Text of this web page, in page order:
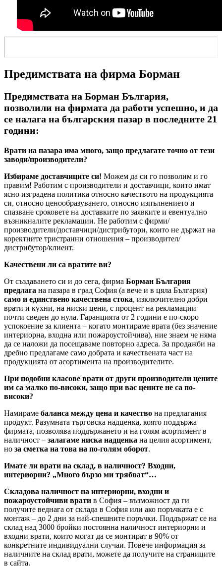
Предимствата на фирма Борман
Предимствата на Борман България,
позволили на фирмата да работи успешно, и да
се налага на българския пазар в последните 21
години:
Врати на пазара има много, защо предлагате точно от тези
заводи/производители?
Избираме доставчиците си! Можем да си го позволим и го
правим! Работим с производители и доставчици, които имат
ясно изградена политика относно качеството на продукцията
си, относно ценообразуването, относно изпълнението и
спазване сроковете на доставките по заявките и евентуално
възникналите рекламации. Не работим с фирми/
производители/доставчици/дистрибутори, които не държат на
коректните тристранни отношения – производител/
дистрибутор/клиент.
Качествени ли са вратите ви?
От създаването си и до сега, фирма Борман България
предлага на пазара в град София (а вече и в цяла България)
само и единствено качествена стока, изключително добри
врати и кухни, на ниски цени, с процент на рекламации
почти сведен до нула. Гаранцията от 2 години е по-скоро
успокоение за клиента – когато монтираме врата (без значение
интериорна, входна или пожароустойчива), ние знаем че няма
да се наложи да посещаваме повторно адреса. За продажби на
дребно предлагаме само добрата и качествената част на
продукцията от асортимента на производителите.
При подобни класове врати от други производители цените
им са малко по-високи, защо при вас цените не са по-
високи?
Намираме баланса между цена и качество на предлагания
продукт. Разумната търговска надценка, която поддържа
фирмата, позволява поддържането и на голям асортимент в
наличност – залагаме ниска надценка на целия асортимент,
но за сметка на това на по-голям оборот.
Имате ли врати на склад, в наличност? Входни,
интериорни? „Много бързо ми трябват“…
Складова наличност на интериорни, входни и
пожароустойчиви врати в София – възможност да ги
получите веднага от склада в София или ако поръчката е с
монтаж – до 2 дни за най-спешните поръчки. Поддържат се на
склад над 3000 бройки постоянна наличност интериорни и
входни врати, които могат да се монтират в 90% от
конкретните индивидуални случаи. Повече информация за
наличните на склад врати, можете да получите на страниците
в сайта.